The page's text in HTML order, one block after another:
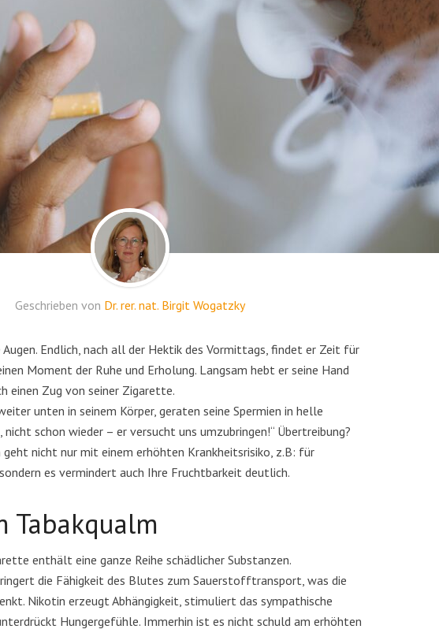
Geschrieben von Dr. rer. nat. Birgit Wogatzky
Endlich, nach all der Hektik des Vormittags, findet er Zeit für
Moment der Ruhe und Erholung. Langsam hebt er seine Hand
einen Zug von seiner Zigarette.
unten in seinem Körper, geraten seine Spermien in helle
nicht schon wieder – er versucht uns umzubringen!“ Übertreibung?
geht nicht nur mit einem erhöhten Krankheitsrisiko, z.B: für
es vermindert auch Ihre Fruchtbarkeit deutlich.
Tabakqualm
enthält eine ganze Reihe schädlicher Substanzen.
die Fähigkeit des Blutes zum Sauerstofftransport, was die
Nikotin erzeugt Abhängigkeit, stimuliert das sympathische
Hungergefühle. Immerhin ist es nicht schuld am erhöhten